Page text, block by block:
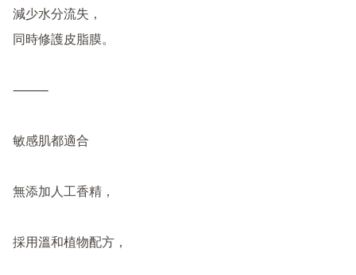
減少水分流失，
同時修護皮脂膜。
⸻
敏感肌都適合
無添加人工香精，
採用溫和植物配方，